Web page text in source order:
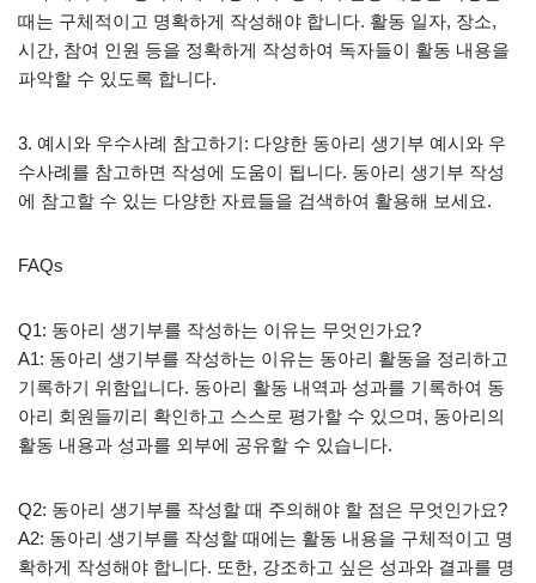
때는 구체적이고 명확하게 작성해야 합니다. 활동 일자, 장소,
시간, 참여 인원 등을 정확하게 작성하여 독자들이 활동 내용을
파악할 수 있도록 합니다.
3. 예시와 우수사례 참고하기: 다양한 동아리 생기부 예시와 우
수사례를 참고하면 작성에 도움이 됩니다. 동아리 생기부 작성
에 참고할 수 있는 다양한 자료들을 검색하여 활용해 보세요.
FAQs
Q1: 동아리 생기부를 작성하는 이유는 무엇인가요?
A1: 동아리 생기부를 작성하는 이유는 동아리 활동을 정리하고
기록하기 위함입니다. 동아리 활동 내역과 성과를 기록하여 동
아리 회원들끼리 확인하고 스스로 평가할 수 있으며, 동아리의
활동 내용과 성과를 외부에 공유할 수 있습니다.
Q2: 동아리 생기부를 작성할 때 주의해야 할 점은 무엇인가요?
A2: 동아리 생기부를 작성할 때에는 활동 내용을 구체적이고 명
확하게 작성해야 합니다. 또한, 강조하고 싶은 성과와 결과를 명